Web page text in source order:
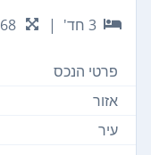
3 חד'
| 68 מ"ר
פרטי הנכס
אזור
עיר